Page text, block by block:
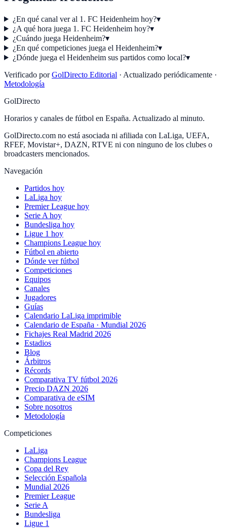
¿En qué canal ver al 1. FC Heidenheim hoy?▾
¿A qué hora juega 1. FC Heidenheim hoy?▾
¿Cuándo juega Heidenheim?▾
¿En qué competiciones juega el Heidenheim?▾
¿Dónde juega el Heidenheim sus partidos como local?▾
Verificado por GolDirecto Editorial · Actualizado periódicamente ·
Metodología
GolDirecto
Horarios y canales de fútbol en España. Actualizado al minuto.
GolDirecto.com no está asociada ni afiliada con LaLiga, UEFA,
RFEF, Movistar+, DAZN, RTVE ni con ninguno de los clubes o
broadcasters mencionados.
Navegación
Partidos hoy
LaLiga hoy
Premier League hoy
Serie A hoy
Bundesliga hoy
Ligue 1 hoy
Champions League hoy
Fútbol en abierto
Dónde ver fútbol
Competiciones
Equipos
Canales
Jugadores
Guías
Calendario LaLiga imprimible
Calendario de España · Mundial 2026
Fichajes Real Madrid 2026
Estadios
Blog
Árbitros
Récords
Comparativa TV fútbol 2026
Precio DAZN 2026
Comparativa de eSIM
Sobre nosotros
Metodología
Competiciones
LaLiga
Champions League
Copa del Rey
Selección Española
Mundial 2026
Premier League
Serie A
Bundesliga
Ligue 1